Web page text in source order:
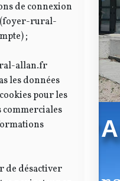
Rural
de connexion
(foyer-rural-
;
allan.fr
les données
pour les
de désactiver